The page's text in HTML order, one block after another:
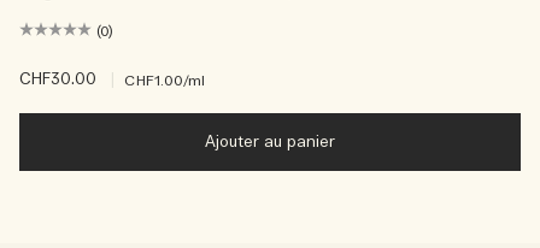
(0)
CHF30.00 CHF1.00/ml
Ajouter au panier